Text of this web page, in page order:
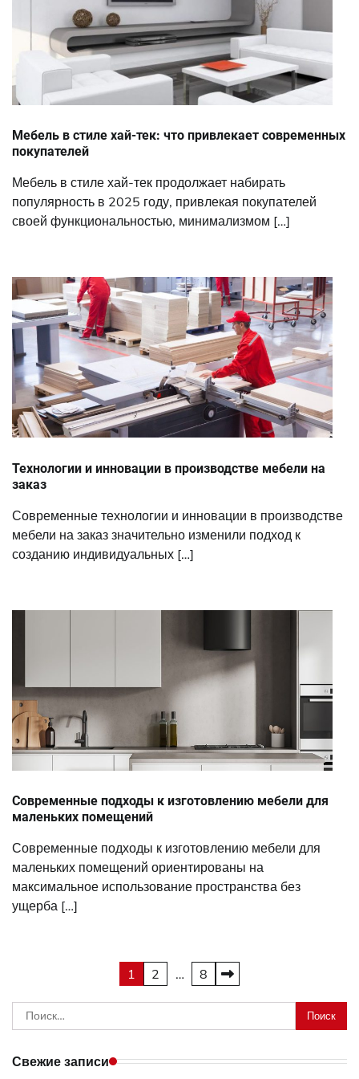
Мебель в стиле хай-тек: что привлекает современных
покупателей
Мебель в стиле хай-тек продолжает набирать
популярность в 2025 году, привлекая покупателей
своей функциональностью, минимализмом […]
Технологии и инновации в производстве мебели на
заказ
Современные технологии и инновации в производстве
мебели на заказ значительно изменили подход к
созданию индивидуальных […]
Современные подходы к изготовлению мебели для
маленьких помещений
Современные подходы к изготовлению мебели для
маленьких помещений ориентированы на
максимальное использование пространства без
ущерба […]
записей
1 2 … 8
Найти:
Свежие записи